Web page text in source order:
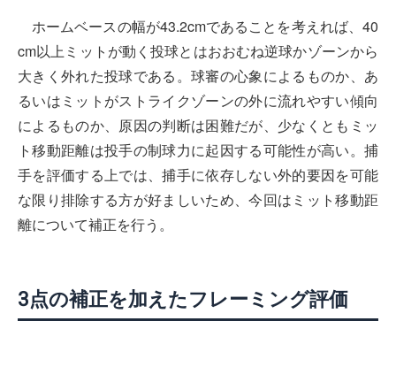
ホームベースの幅が43.2cmであることを考えれば、40
cm以上ミットが動く投球とはおおむね逆球かゾーンから
大きく外れた投球である。球審の心象によるものか、あ
るいはミットがストライクゾーンの外に流れやすい傾向
によるものか、原因の判断は困難だが、少なくともミッ
ト移動距離は投手の制球力に起因する可能性が高い。捕
手を評価する上では、捕手に依存しない外的要因を可能
な限り排除する方が好ましいため、今回はミット移動距
離について補正を行う。
3点の補正を加えたフレーミング評価